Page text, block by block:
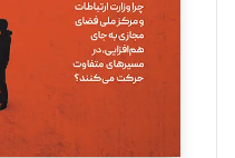
ملینا جعفری
تحریریه
مصطفی مسجدی